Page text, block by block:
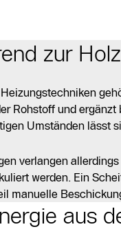
zur
Rohstoff und
Umständen lässt
verlangen
werden. Ein
manuelle
aus